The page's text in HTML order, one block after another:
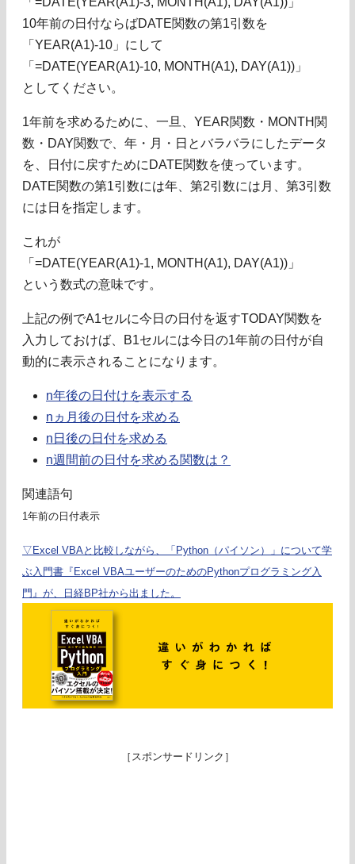
10年前の日付ならばDATE関数の第1引数を
「YEAR(A1)-10」にして
「=DATE(YEAR(A1)-10, MONTH(A1), DAY(A1))」
としてください。
1年前を求めるために、一旦、YEAR関数・MONTH関
数・DAY関数で、年・月・日とバラバラにしたデータ
を、日付に戻すためにDATE関数を使っています。
DATE関数の第1引数には年、第2引数には月、第3引数
には日を指定します。
これが
「=DATE(YEAR(A1)-1, MONTH(A1), DAY(A1))」
という数式の意味です。
上記の例でA1セルに今日の日付を返すTODAY関数を
入力しておけば、B1セルには今日の1年前の日付が自
動的に表示されることになります。
n年後の日付けを表示する
nヵ月後の日付を求める
n日後の日付を求める
n週間前の日付を求める関数は？
関連語句
1年前の日付表示
▽Excel VBAと比較しながら、「Python（パイソン）」について学
ぶ入門書『Excel VBAユーザーのためのPythonプログラミング入
門』が、日経BP社から出ました。
［スポンサードリンク］